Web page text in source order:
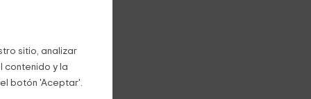
sitio, analizar
contenido y la
botón 'Aceptar'.